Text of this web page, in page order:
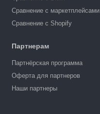
Сравнение с маркетплейсами
Сравнение с Shopify
Партнерам
Партнёрская программа
Оферта для партнеров
Наши партнеры